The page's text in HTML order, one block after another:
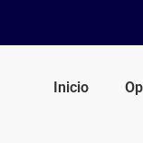
Inicio